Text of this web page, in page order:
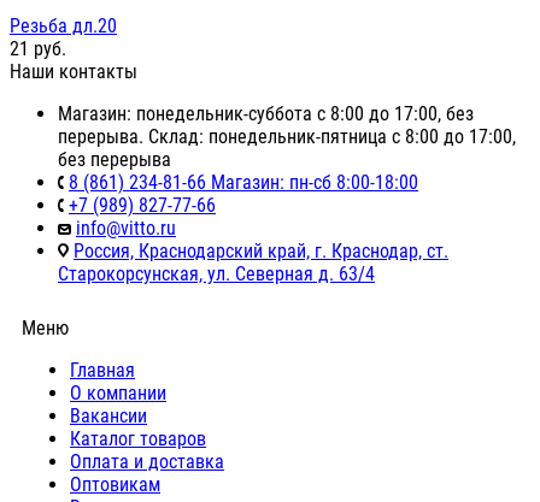
Резьба дл.20
21 руб.
Наши контакты
Магазин: понедельник-суббота с 8:00 до 17:00, без
перерыва. Склад: понедельник-пятница с 8:00 до 17:00,
без перерыва
8 (861) 234-81-66 Магазин: пн-сб 8:00-18:00
+7 (989) 827-77-66
info@vitto.ru
Россия, Краснодарский край, г. Краснодар, ст.
Старокорсунская, ул. Северная д. 63/4
Меню
Главная
О компании
Вакансии
Каталог товаров
Оплата и доставка
Оптовикам